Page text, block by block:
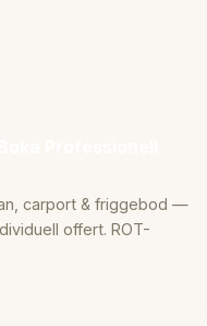
carport & friggebod —
offert. ROT-